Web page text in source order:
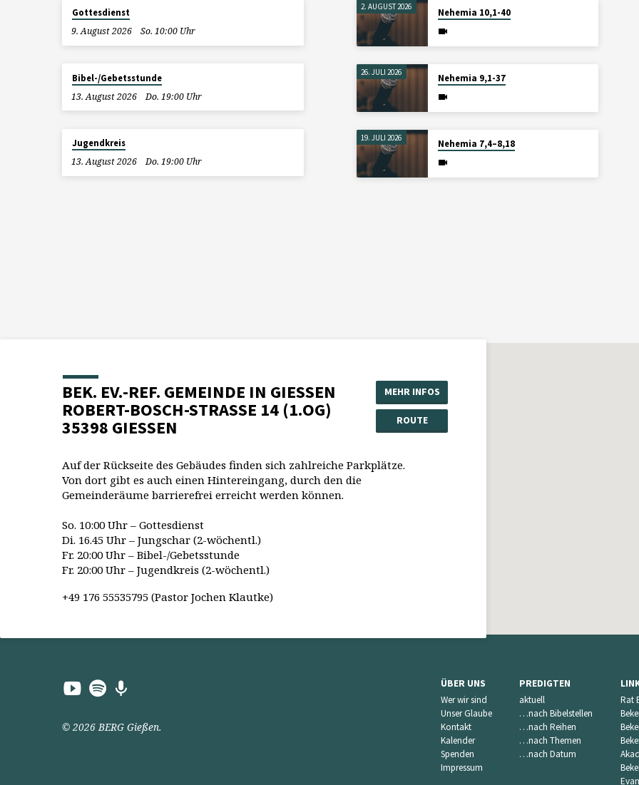
Gottesdienst
9. August 2026
So. 10:00 Uhr
Bibel-/Gebetsstunde
13. August 2026
Do. 19:00 Uhr
Jugendkreis
13. August 2026
Do. 19:00 Uhr
2. AUGUST 2026
Nehemia 10,1-40
26. JULI 2026
Nehemia 9,1-37
19. JULI 2026
Nehemia 7,4–8,18
BEK. EV.-REF. GEMEINDE IN GIESSEN
ROBERT-BOSCH-STRASSE 14 (1.OG)
35398 GIESSEN
MEHR INFOS
ROUTE
Auf der Rückseite des Gebäudes finden sich zahlreiche Parkplätze.
Von dort gibt es auch einen Hintereingang, durch den die
Gemeinderäume barrierefrei erreicht werden können.
So. 10:00 Uhr – Gottesdienst
Di. 16.45 Uhr – Jungschar (2-wöchentl.)
Fr. 20:00 Uhr – Bibel-/Gebetsstunde
Fr. 20:00 Uhr – Jugendkreis (2-wöchentl.)
+49 176 55535795 (Pastor Jochen Klautke)
© 2026 BERG Gießen.
ÜBER UNS
Wer wir sind
Unser Glaube
Kontakt
Kalender
Spenden
Impressum
PREDIGTEN
aktuell
…nach Bibelstellen
…nach Reihen
…nach Themen
…nach Datum
Rat